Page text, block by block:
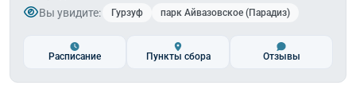
Вы увидите: Гурзуф парк Айвазовское (Парадиз)
Расписание Пункты сбора Отзывы